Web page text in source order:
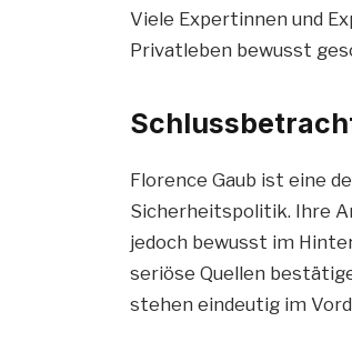
Viele Expertinnen und
Privatleben bewusst
Florence Gaub ist eine
Sicherheitspolitik. Ihre
jedoch bewusst im
seriöse Quellen
stehen eindeutig im